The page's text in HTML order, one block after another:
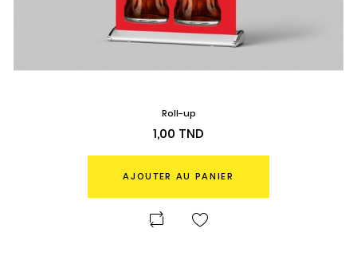
Roll-up
Prix
1,00 TND
AJOUTER AU PANIER